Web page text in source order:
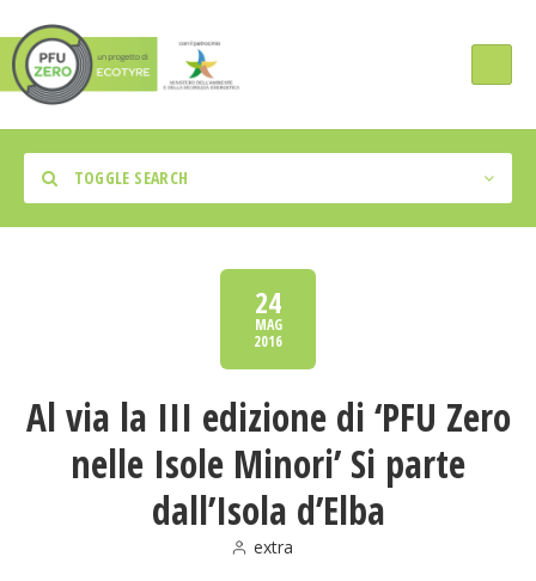
TOGGLE SEARCH
Regione
24
MAG
2016
Al via la III edizione di ‘PFU Zero
nelle Isole Minori’ Si parte
dall’Isola d’Elba
extra